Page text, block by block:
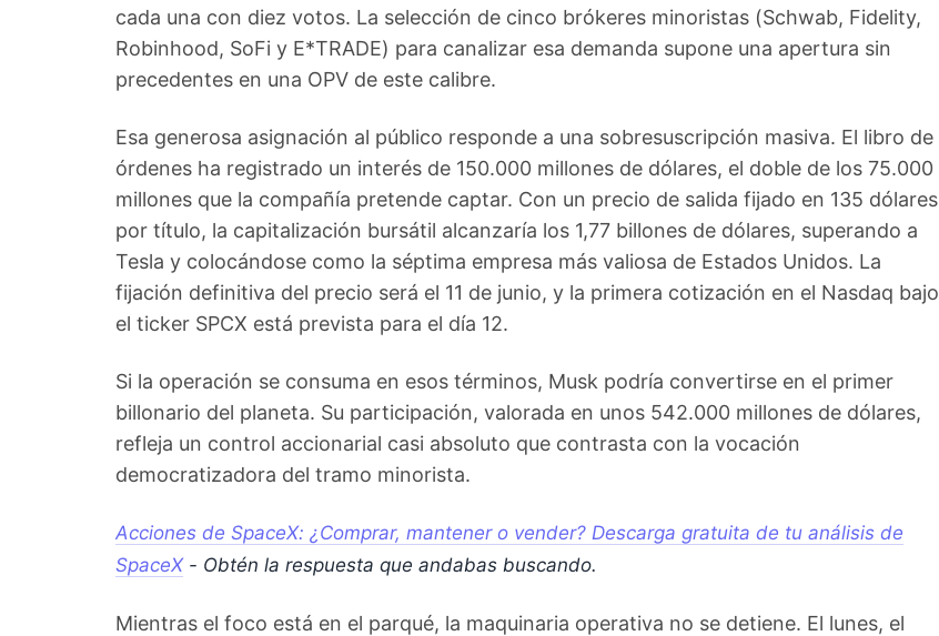
cada una con diez votos. La selección de cinco brókeres minoristas (Schwab, Fidelity,
Robinhood, SoFi y E*TRADE) para canalizar esa demanda supone una apertura sin
precedentes en una OPV de este calibre.
Esa generosa asignación al público responde a una sobresuscripción masiva. El libro de
órdenes ha registrado un interés de 150.000 millones de dólares, el doble de los 75.000
millones que la compañía pretende captar. Con un precio de salida fijado en 135 dólares
por título, la capitalización bursátil alcanzaría los 1,77 billones de dólares, superando a
Tesla y colocándose como la séptima empresa más valiosa de Estados Unidos. La
fijación definitiva del precio será el 11 de junio, y la primera cotización en el Nasdaq bajo
el ticker SPCX está prevista para el día 12.
Si la operación se consuma en esos términos, Musk podría convertirse en el primer
billonario del planeta. Su participación, valorada en unos 542.000 millones de dólares,
refleja un control accionarial casi absoluto que contrasta con la vocación
democratizadora del tramo minorista.
Acciones de SpaceX: ¿Comprar, mantener o vender? Descarga gratuita de tu análisis de
SpaceX- Obtén la respuesta que andabas buscando.
Mientras el foco está en el parqué, la maquinaria operativa no se detiene. El lunes, el